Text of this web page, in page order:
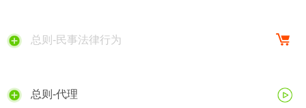
总则-民事法律行为
总则-代理